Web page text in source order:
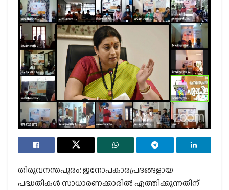
തിരുവനന്തപുരം: ജനോപകാരപ്രദങ്ങളായ
പദ്ധതികള്‍ സാധാരണക്കാരില്‍ എത്തിക്കുന്നതിന്